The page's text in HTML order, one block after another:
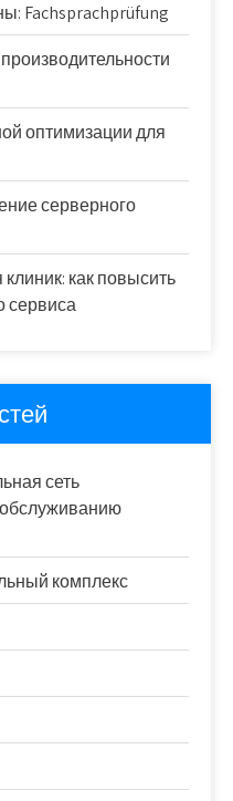
Fachsprachprüfung
оптимизации для
серверного
как повысить
сервиса
сеть
комплекс